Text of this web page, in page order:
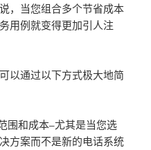
，当您组合多个节省成本
用例就变得更加引人注
以通过以下方式极大地简
围和成本–尤其是当您选
方案而不是新的电话系统